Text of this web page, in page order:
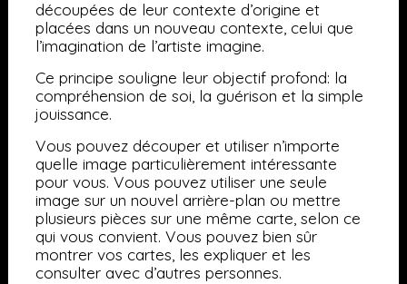
découpées de leur contexte d’origine et
placées dans un nouveau contexte, celui que
l’imagination de l’artiste imagine.
Ce principe souligne leur objectif profond: la
compréhension de soi, la guérison et la simple
jouissance.
Vous pouvez découper et utiliser n’importe
quelle image particulièrement intéressante
pour vous. Vous pouvez utiliser une seule
image sur un nouvel arrière-plan ou mettre
plusieurs pièces sur une même carte, selon ce
qui vous convient. Vous pouvez bien sûr
montrer vos cartes, les expliquer et les
consulter avec d’autres personnes.